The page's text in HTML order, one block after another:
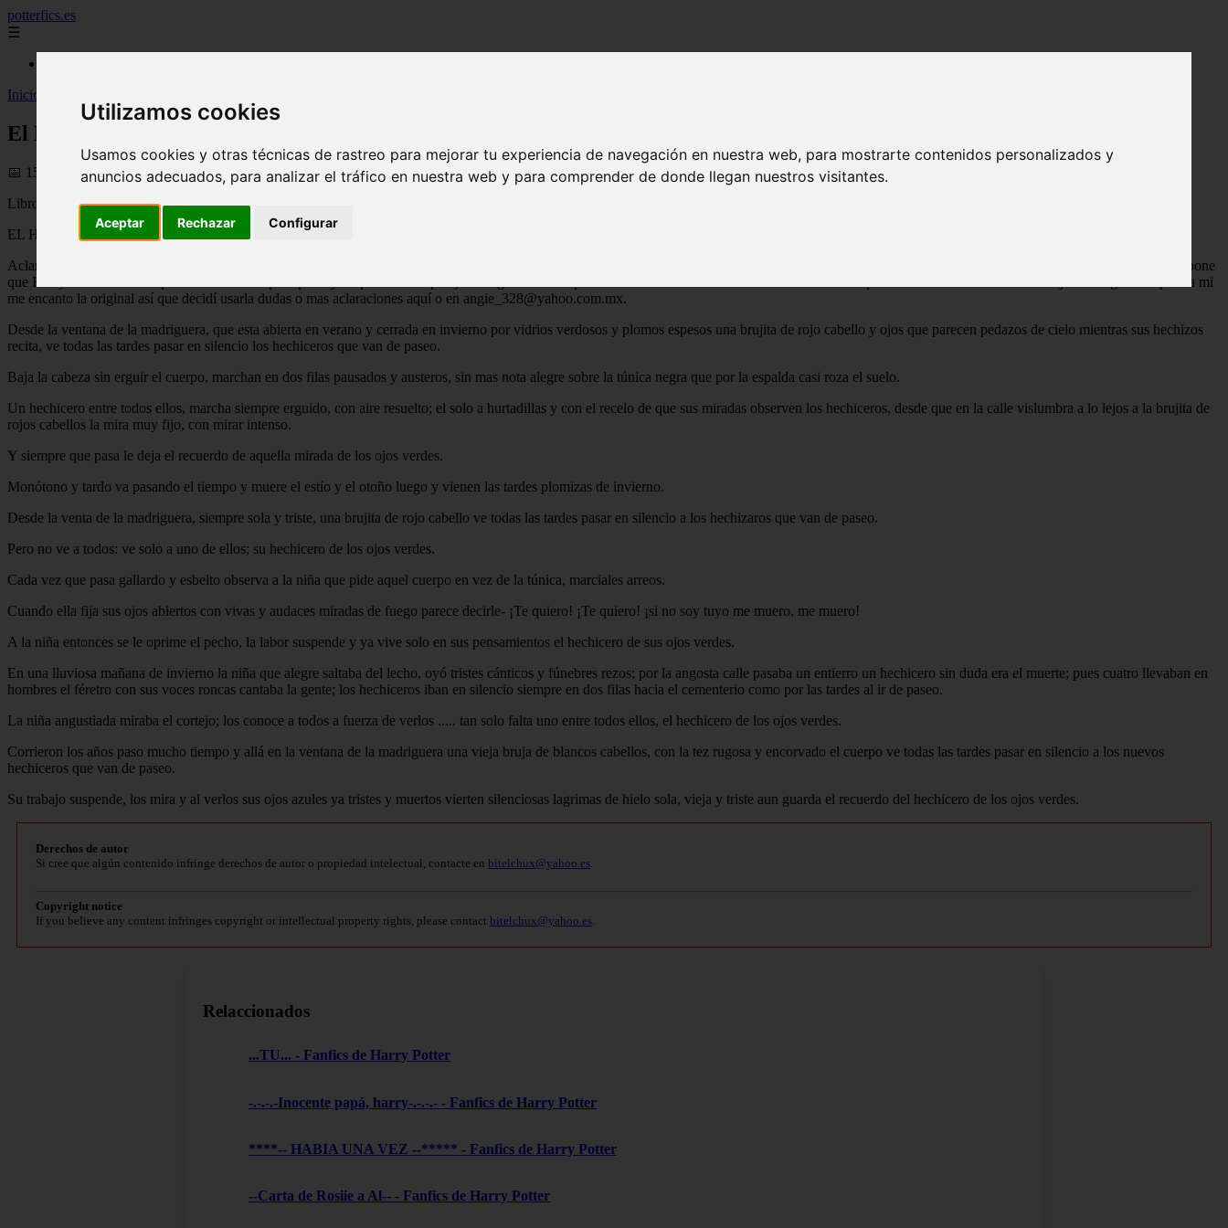
Utilizamos cookies
Usamos cookies y otras técnicas de rastreo para mejorar tu experiencia de navegación en nuestra web, para mostrarte contenidos personalizados y
anuncios adecuados, para analizar el tráfico en nuestra web y para comprender de donde llegan nuestros visitantes.
Aceptar Rechazar Configurar
potterfics.es
☰
Inicio
El Hechizo de los ojos verdes - Fanfics de Harry Potter
📅 15/06/2025
Libro de visitas: http://www.melodysoft.com/cgi-bin/gbook.cgi?ID=FictsHA.AngieSBM
EL HECHICERO DE LOS OJOS VERDES.
Aclaración: esta es una poesía que en realidad se llama el seminarista de los ojos negros de Miguel Ramon Carrion para quien quiera leerla tal y como es yo la modifique algo para que quedara un H/G se supone
que Harry esta estudiando para ser hechicero pero por ley no puede tener pareja ni llegar a casarse por lo menos si termina ahí sus estudios como un tipo monasterio bueno ahí se las dejo esta algo triste pero a mi
me encanto la original así que decidí usarla dudas o mas aclaraciones aquí o en angie_328@yahoo.com.mx.
Desde la ventana de la madriguera, que esta abierta en verano y cerrada en invierno por vidrios verdosos y plomos espesos una brujita de rojo cabello y ojos que parecen pedazos de cielo mientras sus hechizos
recita, ve todas las tardes pasar en silencio los hechiceros que van de paseo.
Baja la cabeza sin erguir el cuerpo, marchan en dos filas pausados y austeros, sin mas nota alegre sobre la túnica negra que por la espalda casi roza el suelo.
Un hechicero entre todos ellos, marcha siempre erguido, con aire resuelto; el solo a hurtadillas y con el recelo de que sus miradas observen los hechiceros, desde que en la calle vislumbra a lo lejos a la brujita de
rojos cabellos la mira muy fijo, con mirar intenso.
Y siempre que pasa le deja el recuerdo de aquella mirada de los ojos verdes.
Monótono y tardo va pasando el tiempo y muere el estío y el otoño luego y vienen las tardes plomizas de invierno.
Desde la venta de la madriguera, siempre sola y triste, una brujita de rojo cabello ve todas las tardes pasar en silencio a los hechizaros que van de paseo.
Pero no ve a todos: ve solo a uno de ellos; su hechicero de los ojos verdes.
Cada vez que pasa gallardo y esbelto observa a la niña que pide aquel cuerpo en vez de la túnica, marciales arreos.
Cuando ella fija sus ojos abiertos con vivas y audaces miradas de fuego parece decirle- ¡Te quiero! ¡Te quiero! ¡si no soy tuyo me muero, me muero!
A la niña entonces se le oprime el pecho, la labor suspende y ya vive solo en sus pensamientos el hechicero de sus ojos verdes.
En una lluviosa mañana de invierno la niña que alegre saltaba del lecho, oyó tristes cánticos y fúnebres rezos; por la angosta calle pasaba un entierro un hechicero sin duda era el muerte; pues cuatro llevaban en
hombres el féretro con sus voces roncas cantaba la gente; los hechiceros iban en silencio siempre en dos filas hacia el cementerio como por las tardes al ir de paseo.
La niña angustiada miraba el cortejo; los conoce a todos a fuerza de verlos ..... tan solo falta uno entre todos ellos, el hechicero de los ojos verdes.
Corrieron los años paso mucho tiempo y allá en la ventana de la madriguera una vieja bruja de blancos cabellos, con la tez rugosa y encorvado el cuerpo ve todas las tardes pasar en silencio a los nuevos
hechiceros que van de paseo.
Su trabajo suspende, los mira y al verlos sus ojos azules ya tristes y muertos vierten silenciosas lagrimas de hielo sola, vieja y triste aun guarda el recuerdo del hechicero de los ojos verdes.
Derechos de autor
Si cree que algún contenido infringe derechos de autor o propiedad intelectual, contacte en bitelchux@yahoo.es
Copyright notice
If you believe any content infringes copyright or intellectual property rights, please contact bitelchux@yahoo.es
Relaccionados
...TU... - Fanfics de Harry Potter
-.-.-.-Inocente papá, harry-.-.-.- - Fanfics de Harry Potter
****-- HABIA UNA VEZ --***** - Fanfics de Harry Potter
--Carta de Rosiie a Al-- - Fanfics de Harry Potter